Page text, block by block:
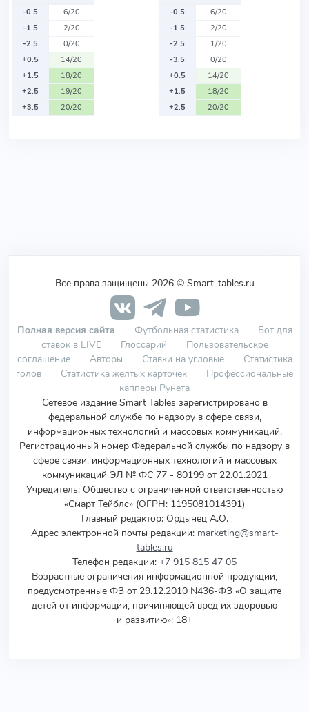
-0.5
6/20
-1.5
2/20
-2.5
0/20
+0.5
14/20
+1.5
18/20
+2.5
19/20
+3.5
20/20
-0.5
6/20
-1.5
2/20
-2.5
1/20
-3.5
0/20
+0.5
14/20
+1.5
18/20
+2.5
20/20
Все права защищены 2026 © Smart-tables.ru
Полная версия сайта Футбольная статистика
Бот для
ставок в LIVE
Глоссарий
Пользовательское
соглашение
Авторы Ставки на угловые
Статистика
голов
Статистика желтых карточек
Профессиональные
капперы Рунета
Сетевое издание Smart Tables зарегистрировано в
федеральной службе по надзору в сфере связи,
информационных технологий и массовых коммуникаций.
Регистрационный номер Федеральной службы по надзору в
сфере связи, информационных технологий и массовых
коммуникаций ЭЛ № ФС 77 - 80199 от 22.01.2021
Учредитель: Общество с ограниченной ответственностью
«Смарт Тейблс» (ОГРН: 1195081014391)
Главный редактор: Ордынец А.О.
Адрес электронной почты редакции: marketing@smart-
tables.ru
Телефон редакции: +7 915 815 47 05
Возрастные ограничения информационной продукции,
предусмотренные ФЗ от 29.12.2010 N436-ФЗ «О защите
детей от информации, причиняющей вред их здоровью
и развитию»: 18+